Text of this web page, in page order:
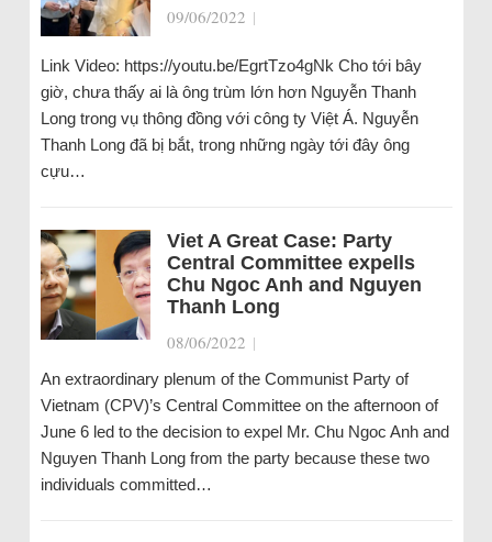
09/06/2022 |
Link Video: https://youtu.be/EgrtTzo4gNk Cho tới bây
giờ, chưa thấy ai là ông trùm lớn hơn Nguyễn Thanh
Long trong vụ thông đồng với công ty Việt Á. Nguyễn
Thanh Long đã bị bắt, trong những ngày tới đây ông
cựu…
Viet A Great Case: Party
Central Committee expells
Chu Ngoc Anh and Nguyen
Thanh Long
08/06/2022 |
An extraordinary plenum of the Communist Party of
Vietnam (CPV)’s Central Committee on the afternoon of
June 6 led to the decision to expel Mr. Chu Ngoc Anh and
Nguyen Thanh Long from the party because these two
individuals committed…